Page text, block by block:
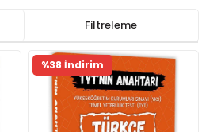
Filtreleme
%38 İndirim